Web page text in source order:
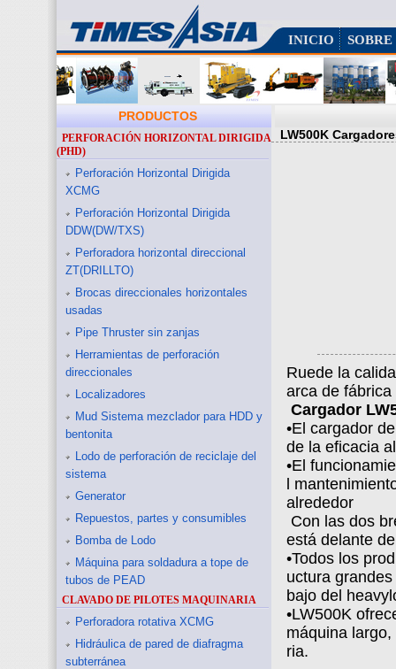
INICIO SOBRE
PRODUCTOS
PERFORACIÓN HORIZONTAL DIRIGIDA
(PHD)
Perforación Horizontal Dirigida
XCMG
Perforación Horizontal Dirigida
DDW(DW/TXS)
Perforadora horizontal direccional
ZT(DRILLTO)
Brocas direccionales horizontales
usadas
Pipe Thruster sin zanjas
Herramientas de perforación
direccionales
Localizadores
Mud Sistema mezclador para HDD y
bentonita
Lodo de perforación de reciclaje del
sistema
Generator
Repuestos, partes y consumibles
Bomba de Lodo
Máquina para soldadura a tope de
tubos de PEAD
CLAVADO DE PILOTES MAQUINARIA
Perforadora rotativa XCMG
Hidráulica de pared de diafragma
subterránea
LW500K
Ruede la
arca de
Cargador
•El cargador
de la eficacia
•El
l
alrededor
Con las dos
está delante
•Todos los
uctura
bajo del
•LW500K
máquina
ria.